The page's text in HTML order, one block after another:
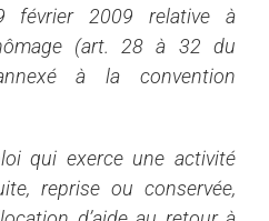
février 2009 relative à
(art. 28 à 32 du
à la convention
qui exerce une activité
reprise ou conservée,